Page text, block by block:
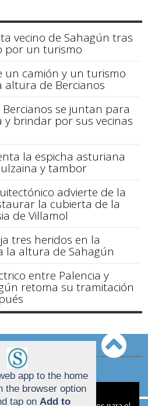
vecino de Sahagún tras
por un turismo
un camión y un turismo
altura de Bercianos
Bercianos se juntan para
y brindar por sus vecinas
la espicha asturiana
y tambor
advierte de la
la cubierta de la
de Villamol
tres heridos en la
la altura de Sahagún
entre Palencia y
retoma su tramitación
TÉRMINOS DE USO
app to the home
the browser option
tap on Add to
el Uso de cookies: